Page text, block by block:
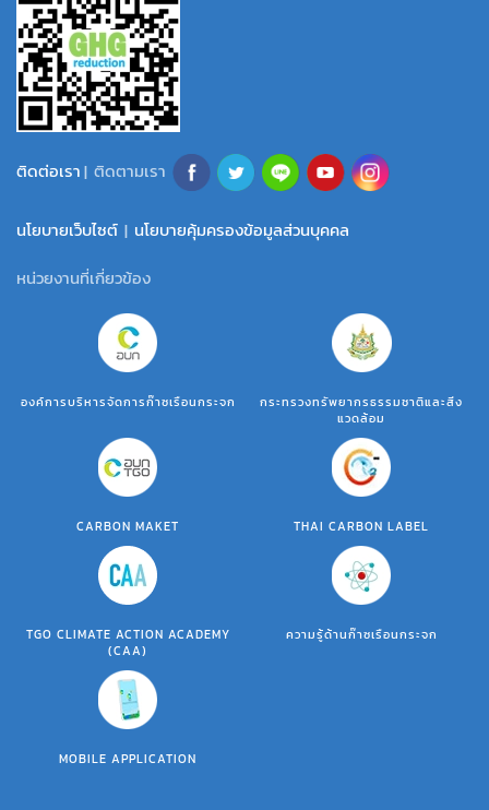
ติดต่อเรา| ติดตามเรา
นโยบายเว็บไซต์ | นโยบายคุ้มครองข้อมูลส่วนบุคคล
หน่วยงานที่เกี่ยวข้อง
องค์การบริหารจัดการก๊าซเรือนกระจก
กระทรวงทรัพยากรธรรมชาติและสิ่ง
แวดล้อม
CARBON MAKET THAI CARBON LABEL
TGO CLIMATE ACTION ACADEMY
(CAA)
ความรู้ด้านก๊าซเรือนกระจก
MOBILE APPLICATION